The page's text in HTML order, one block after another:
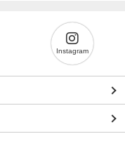
Instagram